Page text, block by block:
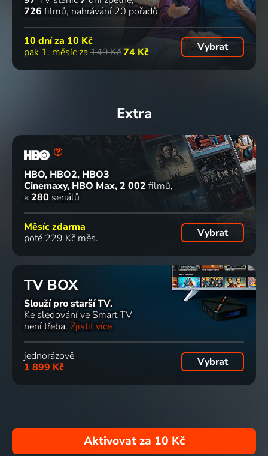
726 filmů nahrávání 20 pořadů
10 dní za 10 Kč
pak 1. měsíc za 149 Kč74 Kč Vybrat
Extra
HBO, HBO2, HBO3
Cinemaxy, HBO Max 2 002 filmů
a 280 seriálů
Měsíc zdarma
poté 229 Kč měs.
Vybrat
TV BOX
Slouží pro starší TV.
Ke sledování ve Smart TV
není třeba. Zjistit více
jednorázově
1 899 Kč
Vybrat
Aktivovat za 10 Kč